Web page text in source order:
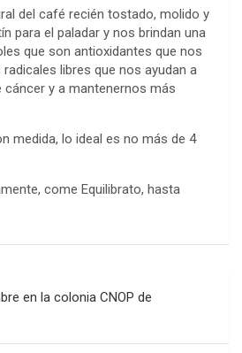
del café recién tostado, molido y
para el paladar y nos brindan una
que son antioxidantes que nos
libres que nos ayudan a
cáncer y a mantenernos más
medida, lo ideal es no más de 4
come Equilibrato, hasta
en la colonia CNOP de